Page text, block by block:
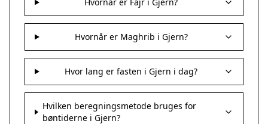
Hvornår er Maghrib i Gjern?
Hvor lang er fasten i Gjern i dag?
Hvilken beregningsmetode bruges for
bøntiderne i Gjern?